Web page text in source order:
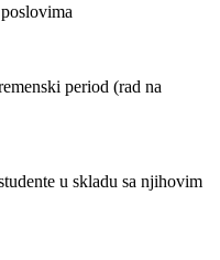
period (rad na
u skladu sa njihovim